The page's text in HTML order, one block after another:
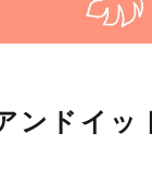
ンドイッ